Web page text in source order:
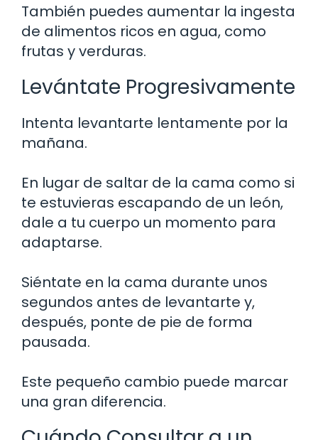
También puedes aumentar la ingesta
de alimentos ricos en agua, como
frutas y verduras.
Levántate Progresivamente
Intenta levantarte lentamente por la
mañana.
En lugar de saltar de la cama como si
te estuvieras escapando de un león,
dale a tu cuerpo un momento para
adaptarse.
Siéntate en la cama durante unos
segundos antes de levantarte y,
después, ponte de pie de forma
pausada.
Este pequeño cambio puede marcar
una gran diferencia.